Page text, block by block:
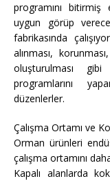
programını bitirmiş
uygun görüp
fabrikasında
alınması,
oluşturulması
programlarını
düzenlerler.
Çalışma Ortamı ve
Orman ürünleri
çalışma ortamını
Kapalı alanlarda